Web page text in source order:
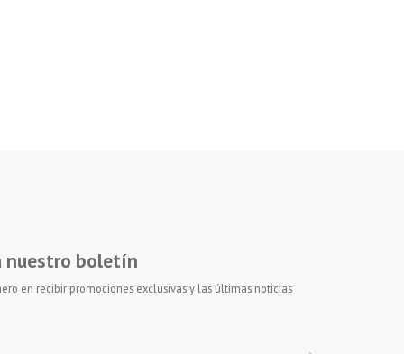
nuestro boletín
en recibir promociones exclusivas y las últimas noticias